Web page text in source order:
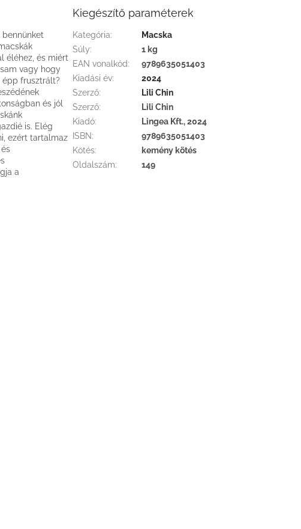
éléhez, és miért
vagy hogy
épp frusztrált?
és jól
is. Elég
ezért tartalmaz
a
Kiegészítő paraméterek
Kategória:
Macska
Súly:
1 kg
EAN vonalkód:
9789635051403
Kiadási év:
2024
Szerző:
Lili Chin
Szerző:
Lili Chin
Kiadó:
Lingea Kft., 2024
ISBN:
9789635051403
Kötés:
kemény kötés
Oldalszám: 149